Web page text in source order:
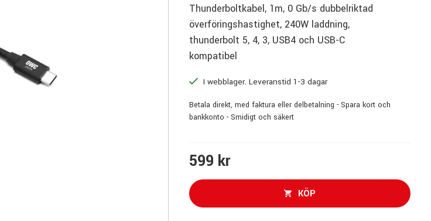
Thunderboltkabel, 1m, 0 Gb/s dubbelriktad
överföringshastighet, 240W laddning,
thunderbolt 5, 4, 3, USB4 och USB-C
kompatibel
I webblager. Leveranstid 1-3 dagar
Betala direkt, med faktura eller delbetalning - Spara kort och
bankkonto - Smidigt och säkert
599 kr
KÖP